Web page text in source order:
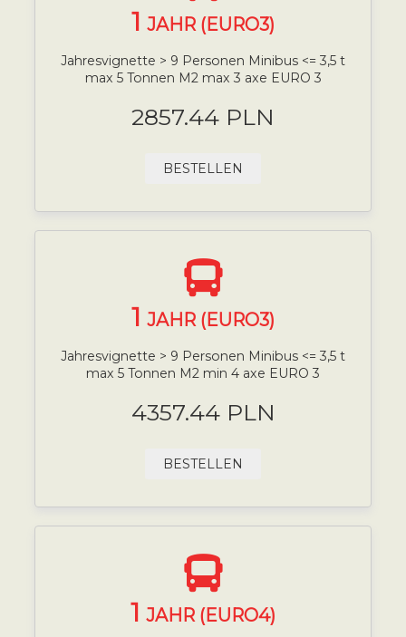
1 JAHR (EURO3)
Jahresvignette > 9 Personen Minibus <= 3,5 t
max 5 Tonnen M2 max 3 axe EURO 3
2857.44 PLN
BESTELLEN
1 JAHR (EURO3)
Jahresvignette > 9 Personen Minibus <= 3,5 t
max 5 Tonnen M2 min 4 axe EURO 3
4357.44 PLN
BESTELLEN
1 JAHR (EURO4)